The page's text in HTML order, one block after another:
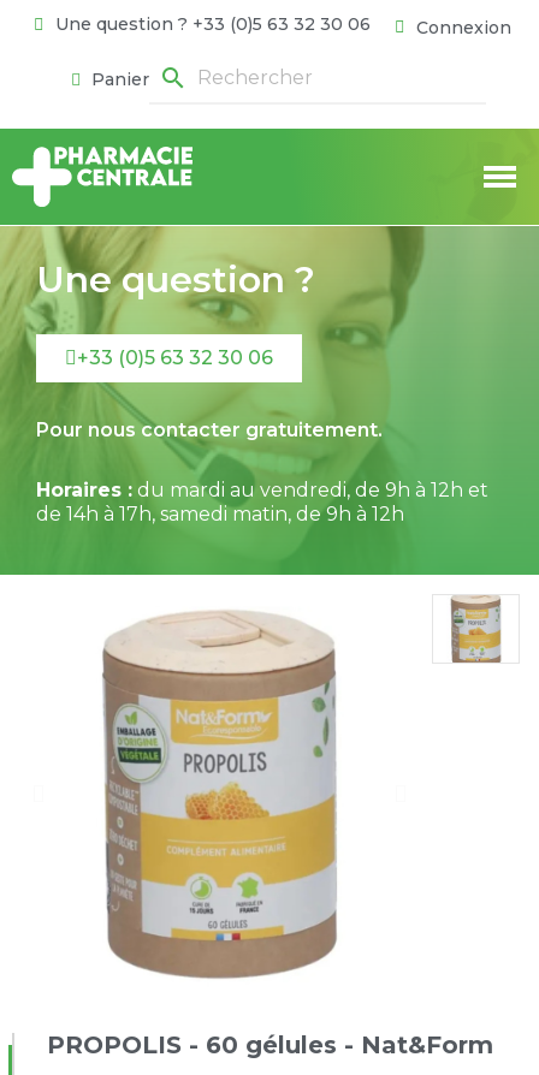
Une question ? +33 (0)5 63 32 30 06 Connexion
Panier search
Une question ?
+33 (0)5 63 32 30 06
Pour nous contacter gratuitement.
Horaires : du mardi au vendredi, de 9h à 12h et
de 14h à 17h, samedi matin, de 9h à 12h
PROPOLIS - 60 gélules - Nat&Form